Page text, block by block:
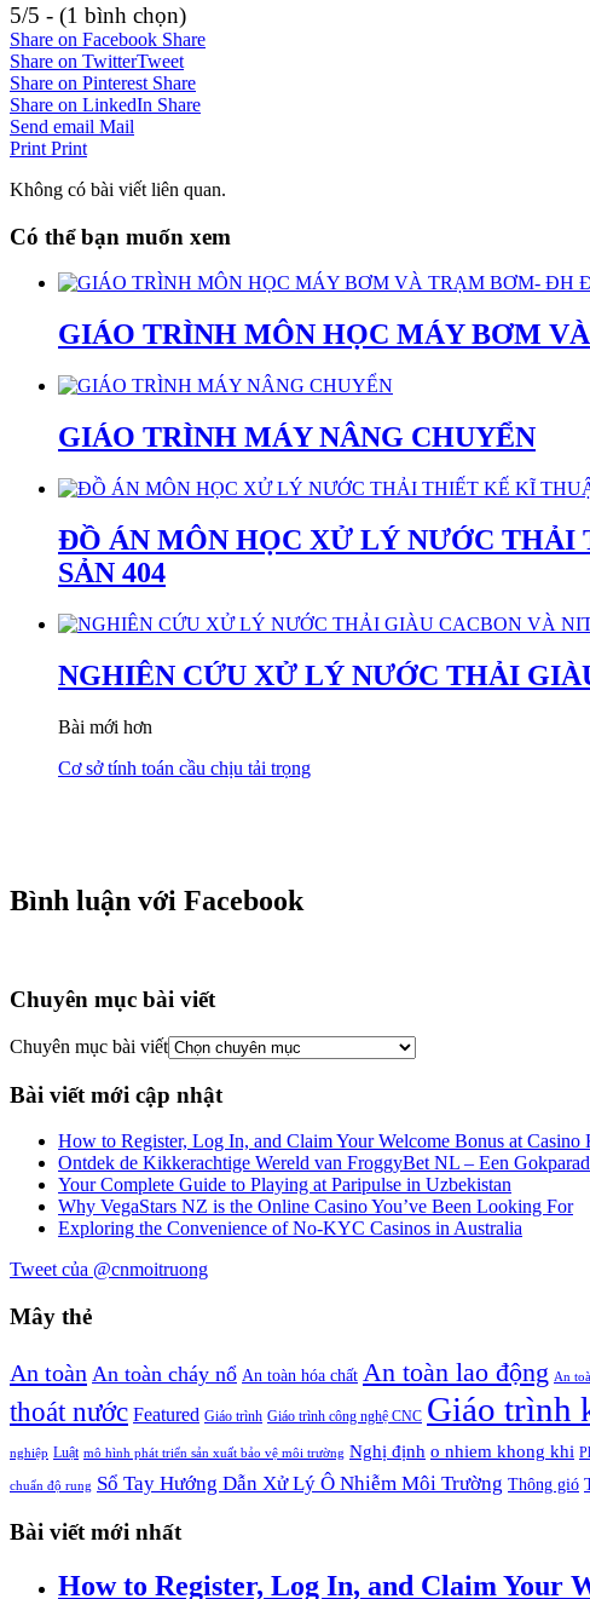
5/5 - (1 bình chọn)
Share on Facebook Share
Share on TwitterTweet
Share on Pinterest Share
Share on LinkedIn Share
Send email Mail
Print Print
Không có bài viết liên quan.
Có thể bạn muốn xem
GIÁO TRÌNH MÔN HỌC MÁY BƠM
GIÁO TRÌNH MÁY NÂNG CHUYỂN
ĐỒ ÁN MÔN HỌC XỬ LÝ NƯỚC
SẢN 404
NGHIÊN CỨU XỬ LÝ NƯỚC THẢI
Bài mới hơn
Cơ sở tính toán cầu chịu tải trọng
Bình luận với Facebook
Chuyên mục bài viết
Chuyên mục bài viết
Bài viết mới cập nhật
How to Register, Log In, and Claim Your Welcome Bonus at
Ontdek de Kikkerachtige Wereld van FroggyBet NL – Een
Your Complete Guide to Playing at Paripulse in Uzbekistan
Why VegaStars NZ is the Online Casino You’ve Been Looking For
Exploring the Convenience of No-KYC Casinos in Australia
Tweet của @cnmoitruong
Mây thẻ
An toàn An toàn cháy nổ An toàn hóa chất An toàn lao động An
thoát nước Featured Giáo trình Giáo trình công nghệ CNC Giáo trình
nghiệp Luật mô hình phát triển sản xuất bảo vệ môi trường Nghị định o nhiem khong khi
chuẩn độ rung Sổ Tay Hướng Dẫn Xử Lý Ô Nhiễm Môi Trường Thông gió
Bài viết mới nhất
How to Register, Log In, and Claim Your